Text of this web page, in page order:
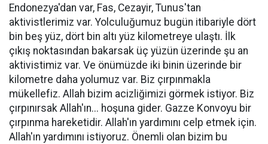
Endonezya'dan var, Fas, Cezayir, Tunus'tan
aktivistlerimiz var. Yolculuğumuz bugün itibariyle dört
bin beş yüz, dört bin altı yüz kilometreye ulaştı. İlk
çıkış noktasından bakarsak üç yüzün üzerinde şu an
aktivistimiz var. Ve önümüzde iki binin üzerinde bir
kilometre daha yolumuz var. Biz çırpınmakla
mükellefiz. Allah bizim acizliğimizi görmek istiyor. Biz
çırpınırsak Allah'ın... hoşuna gider. Gazze Konvoyu bir
çırpınma hareketidir. Allah'ın yardımını celp etmek için.
Allah'ın yardımını istiyoruz. Önemli olan bizim bu